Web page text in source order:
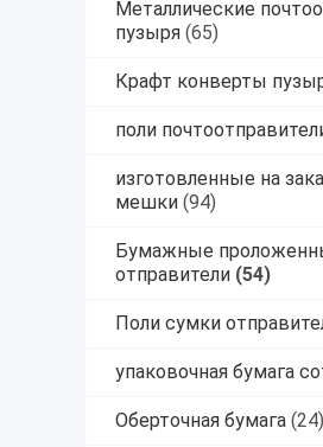
Металлические
пузыря (65)
Крафт конверты
поли
изготовленные на
мешки (94)
Бумажные
отправители (54)
Поли сумки
упаковочная бумага
Оберточная бумага (24)